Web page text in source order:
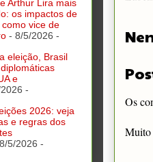
Os
Muito
Arthur Lira mais
os impactos de
vice de
- 8/5/2026 -
eleição, Brasil
e
-
2026: veja
e regras dos
5/2026 -